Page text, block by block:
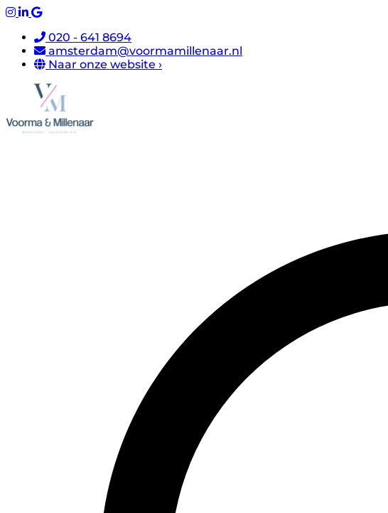
020 - 641 8694
amsterdam@voormamillenaar.nl
Naar onze website ›